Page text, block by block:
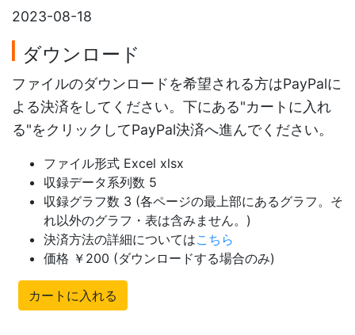
2023-08-18
ダウンロード
ファイルのダウンロードを希望される方はPayPalに
よる決済をしてください。下にある"カートに入れ
る"をクリックしてPayPal決済へ進んでください。
ファイル形式 Excel xlsx
収録データ系列数 5
収録グラフ数 3 (各ページの最上部にあるグラフ。そ
れ以外のグラフ・表は含みません。)
決済方法の詳細についてはこちら
価格 ￥200 (ダウンロードする場合のみ)
カートに入れる